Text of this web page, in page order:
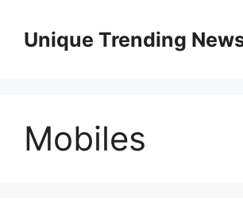
contentUnique Trending
Mobiles